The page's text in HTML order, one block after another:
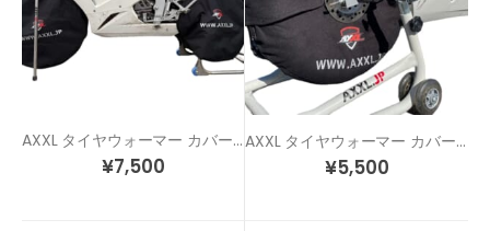
AXXL タイヤウォーマー カバー 12インチ用 MODEL2 前後セット
¥7,500
AXXL タイヤウォーマー カバー 12インチ用 前後セット
¥5,500